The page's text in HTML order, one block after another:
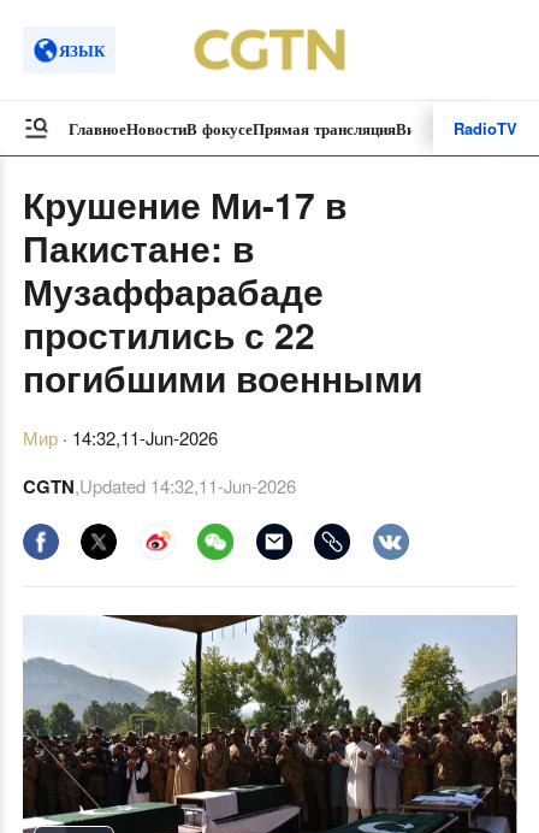
ЯЗЫК
ГлавноеНовостиВ фокусеПрямая трансляцияВидеоролики
RadioTV
Крушение Ми-17 в
Пакистане: в
Музаффарабаде
простились с 22
погибшими военными
Мир· 14:32,11-Jun-2026
CGTN,Updated14:32,11-Jun-2026